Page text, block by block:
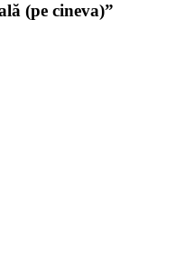
(pe cineva)”